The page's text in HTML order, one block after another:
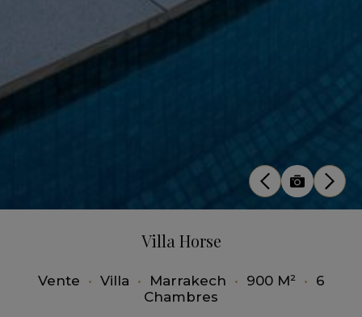
Villa Horse
Vente • Villa • Marrakech • 900 M² • 6
Chambres